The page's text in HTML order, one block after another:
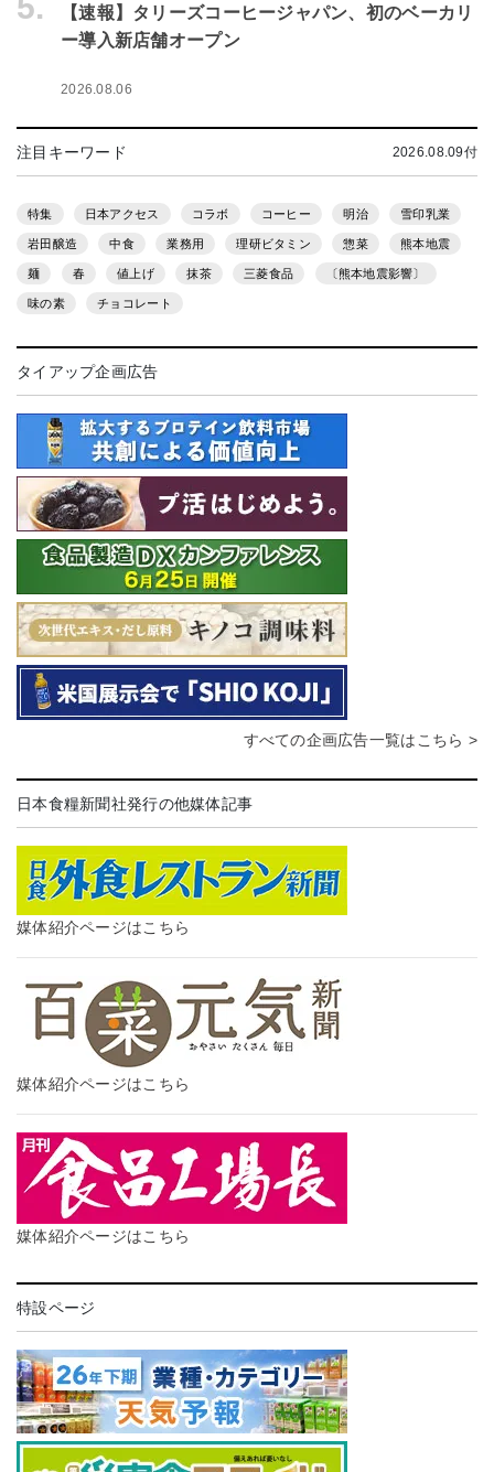
【速報】タリーズコーヒージャパン、初のベーカリ
ー導入新店舗オープン
2026.08.06
注目キーワード 2026.08.09付
特集 日本アクセス コラボ コーヒー 明治 雪印乳業
岩田醸造 中食 業務用 理研ビタミン 惣菜 熊本地震
麺 春 値上げ 抹茶 三菱食品 〔熊本地震影響〕
味の素 チョコレート
タイアップ企画広告
すべての企画広告一覧はこちら >
日本食糧新聞社発行の他媒体記事
媒体紹介ページはこちら
媒体紹介ページはこちら
媒体紹介ページはこちら
特設ページ